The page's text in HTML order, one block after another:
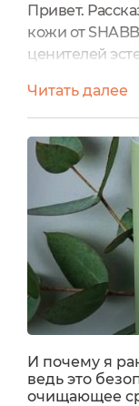
Привет.
кожи от
ценителей
Она
дырочки
тончайшим
легко,
Читать далее
И почему я
ведь это
очищающее